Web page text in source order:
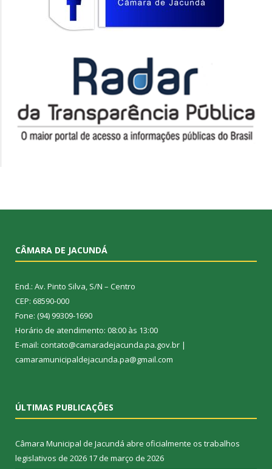
CÂMARA DE JACUNDÁ
End.: Av. Pinto Silva, S/N – Centro
CEP: 68590-000
Fone: (94) 99309-1690
Horário de atendimento: 08:00 às 13:00
E-mail: contato@camaradejacunda.pa.gov.br |
camaramunicipaldejacunda.pa@gmail.com
ÚLTIMAS PUBLICAÇÕES
Câmara Municipal de Jacundá abre oficialmente os trabalhos
legislativos de 2026 17 de março de 2026